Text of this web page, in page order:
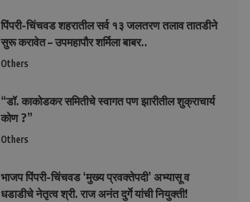
पिंपरी-चिंचवड शहरातील सर्व १३ जलतरण तलाव तातडीने
सुरू करावेत – उपमहापौर शर्मिला बाबर..
Others
“डॉ. काकोडकर समितीचे स्वागत पण झारीतील शुक्राचार्य
कोण ?”
Others
भाजप पिंपरी-चिंचवड ‘मुख्य प्रवक्तेपदी’ अभ्यासू व
धडाडीचे नेतृत्व श्री. राज अनंत दुर्गे यांची नियुक्ती!